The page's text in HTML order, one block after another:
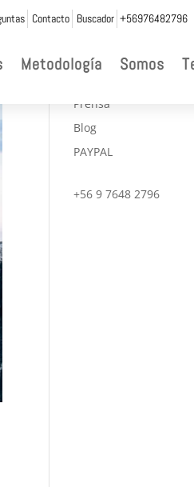
Contacto Buscador +56976482796
Metodología Somos
Prensa
Blog
PAYPAL
+56 9 7648 2796